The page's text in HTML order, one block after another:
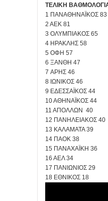
ΤΕΛΙΚΗ
1 ΠΑΝΑΘΗΝΑΪΚΟΣ 83
2 ΑΕΚ 81
3 ΟΛΥΜΠΙΑΚΟΣ 65
4 ΗΡΑΚΛΗΣ 58
5 OΦΗ 57
6 ΞΑΝΘΗ 47
7 AΡΗΣ 46
8 ΙΩΝΙΚΟΣ 46
9 ΕΔΕΣΣΑΪΚΟΣ 44
10 ΑΘΗΝΑΪΚΟΣ 44
11 ΑΠΟΛΛΩΝ 40
12 ΠΑΝΗΛΕΙΑΚΟΣ 40
13 ΚΑΛΑΜΑΤΑ 39
14 ΠΑΟΚ 38
15 ΠΑΝΑΧΑΪΚΗ 36
16 ΑΕΛ 34
17 ΠΑΝΙΩΝΙΟΣ 29
18 ΕΘΝΙΚΟΣ 18